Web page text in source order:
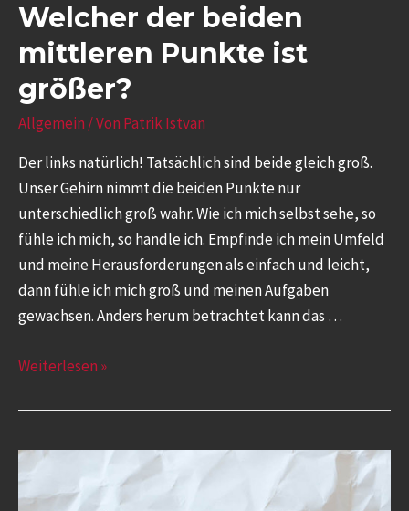
Welcher der beiden
mittleren Punkte ist
größer?
Allgemein / Von Patrik Istvan
Der links natürlich! Tatsächlich sind beide gleich groß.
Unser Gehirn nimmt die beiden Punkte nur
unterschiedlich groß wahr. Wie ich mich selbst sehe, so
fühle ich mich, so handle ich. Empfinde ich mein Umfeld
und meine Herausforderungen als einfach und leicht,
dann fühle ich mich groß und meinen Aufgaben
gewachsen. Anders herum betrachtet kann das …
Weiterlesen »